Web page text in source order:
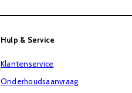
Hulp & Service
Klantenservice
Onderhoudsaanvraag